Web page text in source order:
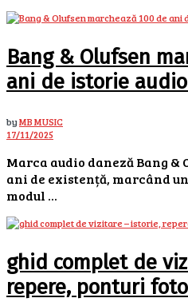
Bang & Olufsen
ani de istorie
byMB MUSIC
17/11/2025
Marca audio daneză Bang &
ani de existență, marcând
modul ...
ghid complet de
repere, ponturi